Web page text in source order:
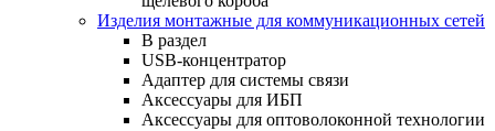
Изделия монтажные для коммуникационных сетей
В раздел
USB-концентратор
Адаптер для системы связи
Аксессуары для ИБП
Аксессуары для оптоволоконной технологии